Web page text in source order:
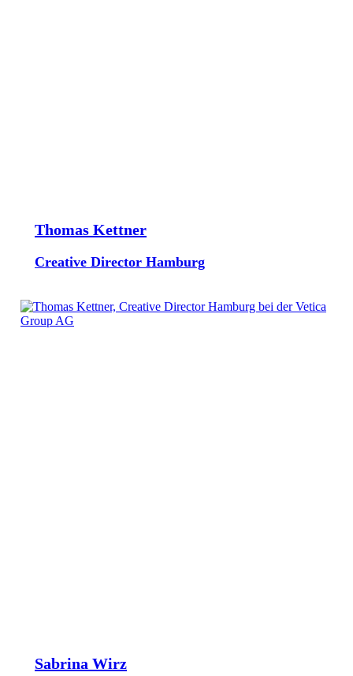
Thomas Kettner
Creative Director Hamburg
Sabrina Wirz